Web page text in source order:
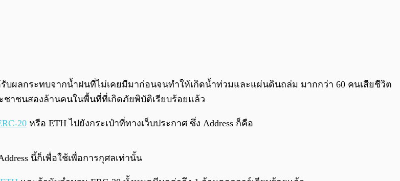
บผลกระทบจากน้ำฝนที่ไม่เคยมีมาก่อนจนทำให้เกิดน้ำท่วมและแผ่นดินถล่ม มากกว่า 60 คนเสียชีวิต
ชาชนสองล้านคนในพื้นที่ที่เกิดภัยพิบัติเรียบร้อยแล้ว
20 หรือ ETH ไปยังกระเป๋าที่ทางเว็บประกาศ ซึ่ง Address ก็คือ
นี้ก็เพื่อใช้เพื่อการกุศลเท่านั้น